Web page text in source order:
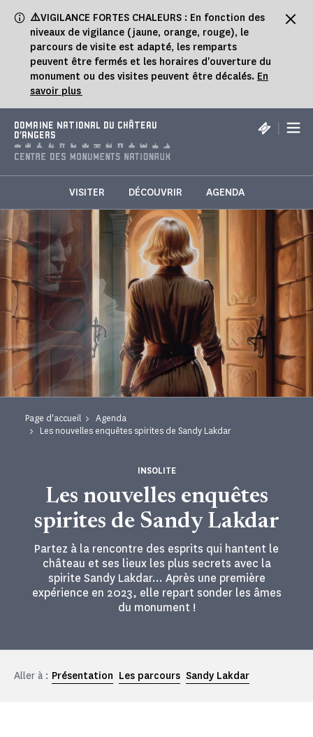
⚠️VIGILANCE FORTES CHALEURS : En fonction des
niveaux de vigilance (jaune, orange, rouge), le
parcours de visite est adapté, les remparts
peuvent être fermés et les horaires d'ouverture du
monument ou des visites peuvent être décalés. En
savoir plus
DOMAINE NATIONAL DU CHÂTEAU
D'ANGERS
|
VISITER DÉCOUVRIR AGENDA
Page d'accueil
Agenda
Les nouvelles enquêtes spirites de Sandy Lakdar
Les nouvelles enquêtes
spirites de Sandy Lakdar
INSOLITE
Partez à la rencontre des esprits qui hantent le
château et ses lieux les plus secrets avec la
spirite Sandy Lakdar... Après une première
expérience en 2023, elle repart sonder les âmes
du monument !
Aller à : Présentation Les parcours Sandy Lakdar